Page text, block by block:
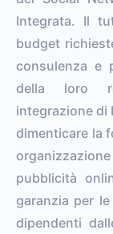
Integrata. Il
budget
consulenza e
della loro
integrazione di
dimenticare la
pubblicità
garanzia per
dipendenti